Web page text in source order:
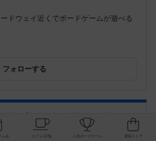
ドウェイ近くでボードゲームが遊べる
フォローする
ドゲームぐるり-ぐるり
市国分中央3丁目12-9